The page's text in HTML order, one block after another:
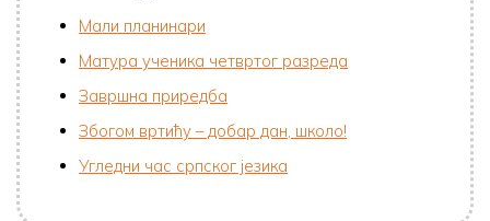
Мали планинари
Матура ученика четвртог разреда
Завршна приредба
Збогом вртићу – добар дан, школо!
Угледни час српског језика